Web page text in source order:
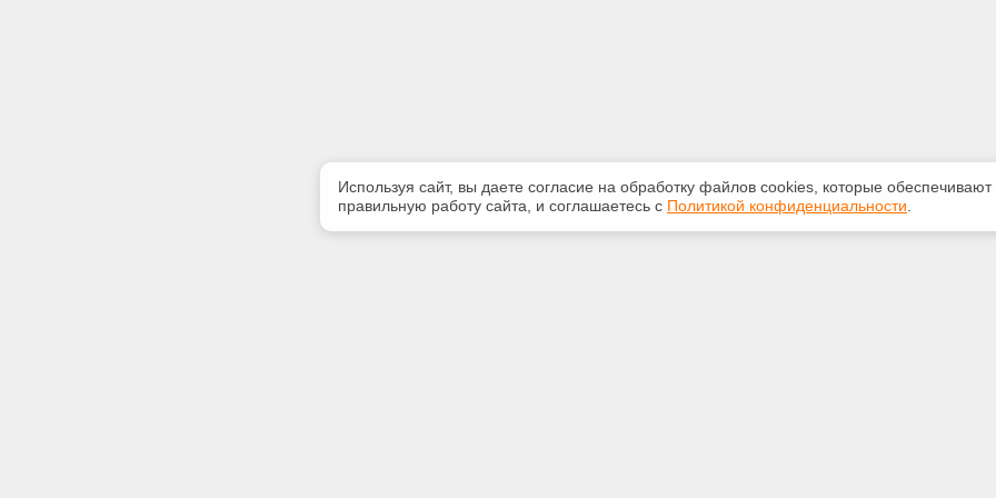
Используя сайт, вы даете согласие на обработку файлов сооkiеs, которые обеспечивают
правильную работу сайта, и соглашаетесь с Политикой конфиденциальности.